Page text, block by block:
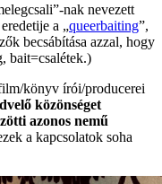
nak nevezett
a „queerbaiting”,
becsábítása azzal, hogy
bait=csalétek.)
könyv írói/producerei
közönséget
azonos nemű
a kapcsolatok soha